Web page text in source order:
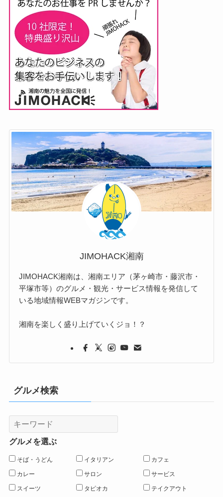
JIMOHACK湘南
JIMOHACK湘南は、湘南エリア（茅ヶ崎市・藤沢市・
平塚市等）のグルメ・観光・サービス情報を発信して
いる地域情報WEBマガジンです。
湘南を楽しく盛り上げていくジョ！？
グルメ検索
グルメを選ぶ
そば・うどん イタリアン カフェ
カレー サロン サービス
スイーツ タピオカ テイクアウト